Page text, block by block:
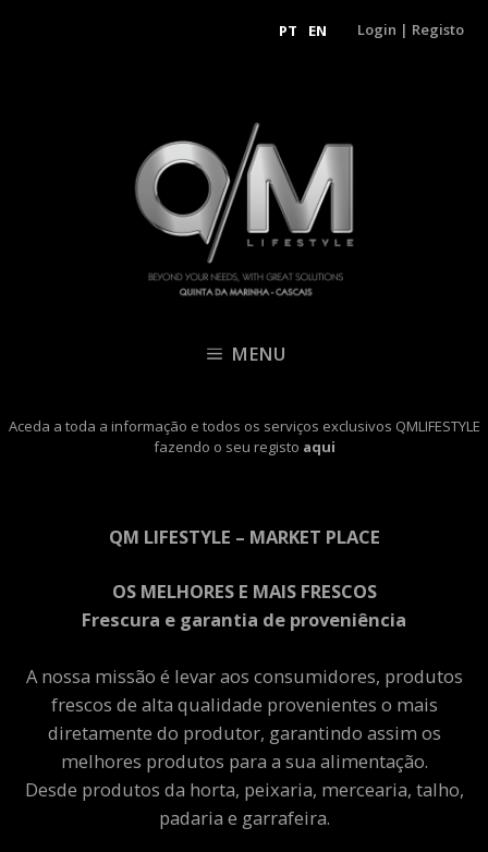
PT EN Login | Registo
MENU
Aceda a toda a informação e todos os serviços exclusivos QMLIFESTYLE
fazendo o seu registo aqui
QM LIFESTYLE – MARKET PLACE
OS MELHORES E MAIS FRESCOS
Frescura e garantia de proveniência
A nossa missão é levar aos consumidores, produtos
frescos de alta qualidade provenientes o mais
diretamente do produtor, garantindo assim os
melhores produtos para a sua alimentação.
Desde produtos da horta, peixaria, mercearia, talho,
padaria e garrafeira.